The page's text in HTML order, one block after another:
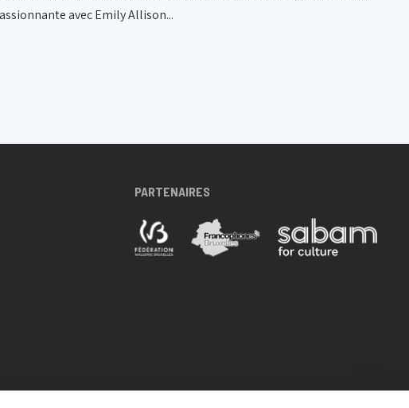
avec Emily Allison...
PARTENAIRES